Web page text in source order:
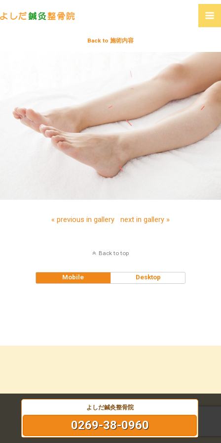
Back to 施術内容
« previous in gallery next in gallery »
Back to top
Mobile Desktop
よしだ鍼灸整骨院
0269-38-0960